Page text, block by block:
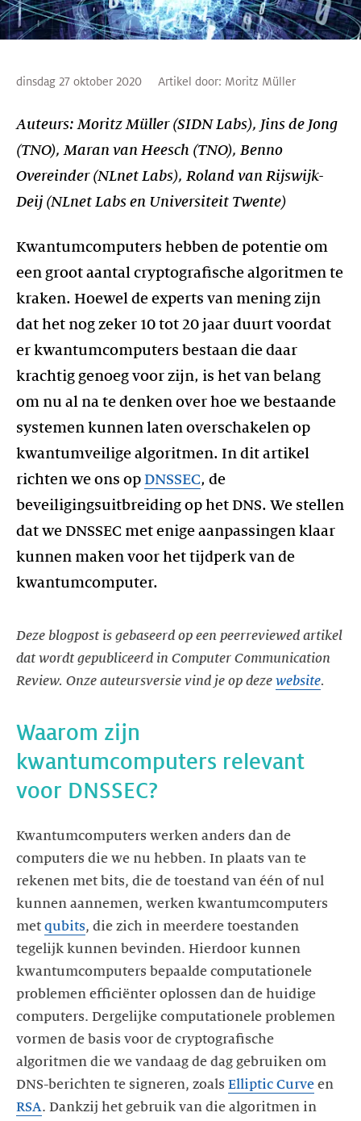
dinsdag 27 oktober 2020 Artikel door: Moritz Müller
Auteurs: Moritz Müller (SIDN Labs), Jins de Jong
(TNO), Maran van Heesch (TNO), Benno
Overeinder (NLnet Labs), Roland van Rijswijk-
Deij (NLnet Labs en Universiteit Twente)
Kwantumcomputers hebben de potentie om
een groot aantal cryptografische algoritmen te
kraken. Hoewel de experts van mening zijn
dat het nog zeker 10 tot 20 jaar duurt voordat
er kwantumcomputers bestaan die daar
krachtig genoeg voor zijn, is het van belang
om nu al na te denken over hoe we bestaande
systemen kunnen laten overschakelen op
kwantumveilige algoritmen. In dit artikel
richten we ons op DNSSEC, de
beveiligingsuitbreiding op het DNS. We stellen
dat we DNSSEC met enige aanpassingen klaar
kunnen maken voor het tijdperk van de
Deze blogpost is gebaseerd op een peerreviewed artikel
dat wordt gepubliceerd in Computer Communication
Review. Onze auteursversie vind je op deze website.
Waarom zijn
kwantumcomputers relevant
voor DNSSEC?
Kwantumcomputers werken anders dan de
computers die we nu hebben. In plaats van te
rekenen met bits, die de toestand van één of nul
kunnen aannemen, werken kwantumcomputers
met qubits, die zich in meerdere toestanden
tegelijk kunnen bevinden. Hierdoor kunnen
kwantumcomputers bepaalde computationele
problemen efficiënter oplossen dan de huidige
computers. Dergelijke computationele problemen
vormen de basis voor de cryptografische
algoritmen die we vandaag de dag gebruiken om
DNS-berichten te signeren, zoals Elliptic Curve en
RSA. Dankzij het gebruik van die algoritmen in